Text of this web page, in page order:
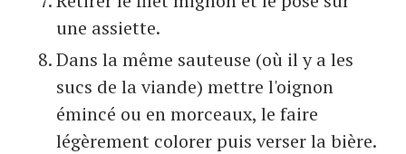
une assiette.
Dans la même sauteuse (où il y a les
sucs de la viande) mettre l'oignon
émincé ou en morceaux, le faire
légèrement colorer puis verser la bière.